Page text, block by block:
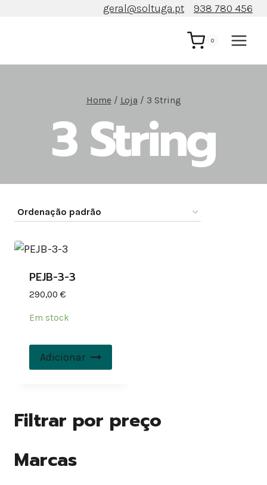
geral@soltuga.pt 938 780 456
0
Home / Loja / 3 String
3 String
PEJB-3-3
290,00 €
Em stock
Adicionar
Filtrar por preço
Marcas